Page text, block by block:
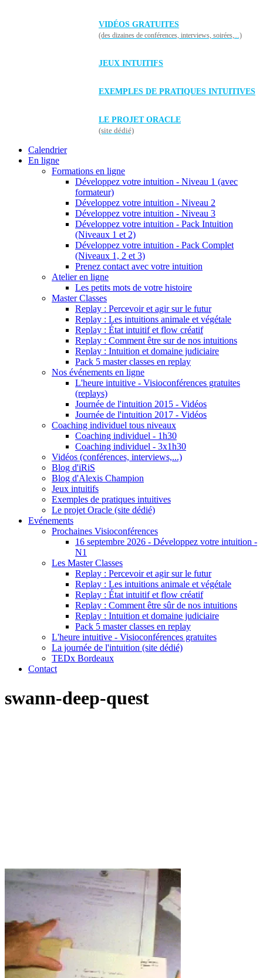
VIDÉOS GRATUITES
(des dizaines de conférences, interviews, soirées,...)
JEUX INTUITIFS
EXEMPLES DE PRATIQUES INTUITIVES
LE PROJET ORACLE
(site dédié)
Calendrier
En ligne
Formations en ligne
Développez votre intuition - Niveau 1 (avec
formateur)
Développez votre intuition - Niveau 2
Développez votre intuition - Niveau 3
Développez votre intuition - Pack Intuition
(Niveaux 1 et 2)
Développez votre intuition - Pack Complet
(Niveaux 1, 2 et 3)
Prenez contact avec votre intuition
Atelier en ligne
Les petits mots de votre histoire
Master Classes
Replay : Percevoir et agir sur le futur
Replay : Les intuitions animale et végétale
Replay : État intuitif et flow créatif
Replay : Comment être sur de nos intuitions
Replay : Intuition et domaine judiciaire
Pack 5 master classes en replay
Nos événements en ligne
L'heure intuitive - Visioconférences gratuites
(replays)
Journée de l'intuition 2015 - Vidéos
Journée de l'intuition 2017 - Vidéos
Coaching individuel tous niveaux
Coaching individuel - 1h30
Coaching individuel - 3x1h30
Vidéos (conférences, interviews,...)
Blog d'iRiS
Blog d'Alexis Champion
Jeux intuitifs
Exemples de pratiques intuitives
Le projet Oracle (site dédié)
Evénements
Prochaines Visioconférences
16 septembre 2026 - Développez votre intuition -
N1
Les Master Classes
Replay : Percevoir et agir sur le futur
Replay : Les intuitions animale et végétale
Replay : État intuitif et flow créatif
Replay : Comment être sûr de nos intuitions
Replay : Intuition et domaine judiciaire
Pack 5 master classes en replay
L'heure intuitive - Visioconférences gratuites
La journée de l'intuition (site dédié)
TEDx Bordeaux
Contact
swann-deep-quest